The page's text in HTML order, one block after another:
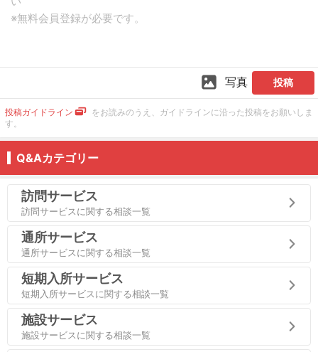
写真 投稿
投稿ガイドライン
をお読みのうえ、ガイドラインに沿った投稿をお願いしま
す。
Q&Aカテゴリー
訪問サービス
訪問サービスに関する相談一覧
通所サービス
通所サービスに関する相談一覧
短期入所サービス
短期入所サービスに関する相談一覧
施設サービス
施設サービスに関する相談一覧